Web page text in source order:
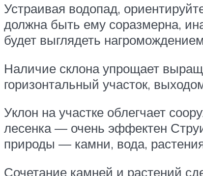
Устраивая водопад,
должна быть ему соразмерна,
будет выглядеть
Наличие склона упрощает
горизонтальный участок,
Уклон на участке облегчает
лесенка — очень эффектен
природы — камни, вода,
Сочетание камней и растений